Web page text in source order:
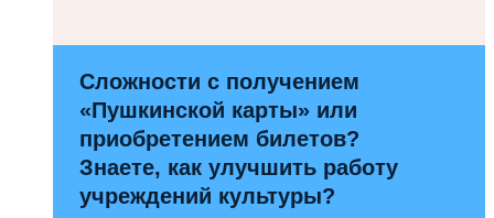
Сложности с получением
«Пушкинской карты» или
приобретением билетов?
Знаете, как улучшить работу
учреждений культуры?